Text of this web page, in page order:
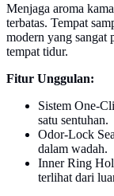
Menjaga aroma
terbatas. Tempat
modern yang sangat
tempat tidur.
Fitur Unggulan:
Sistem One-
satu sentuhan.
Odor-Lock
dalam wadah.
Inner Ring
terlihat dari